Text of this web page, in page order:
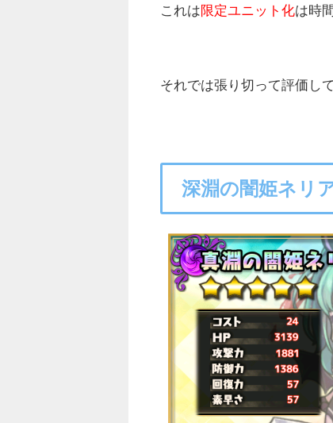
これは 限定ユニット化は時
それでは張り切って評価し
深淵の闇姫ネリ